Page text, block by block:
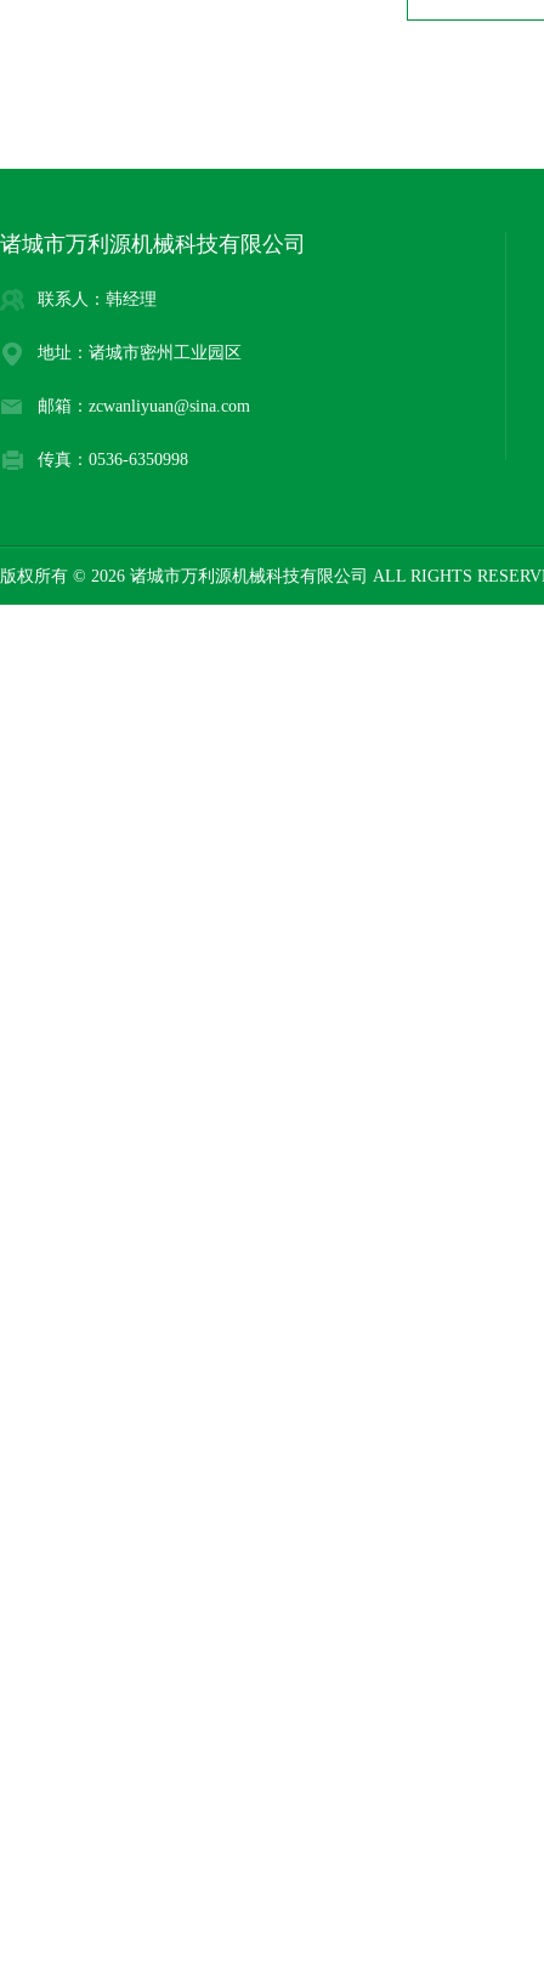
诸城市万利源机械科技有限公司
联系人：韩经理
地址：诸城市密州工业园区
邮箱：zcwanliyuan@sina.com
传真：0536-6350998
版权所有 © 2026 诸城市万利源机械科技有限公司 ALL RIGHTS